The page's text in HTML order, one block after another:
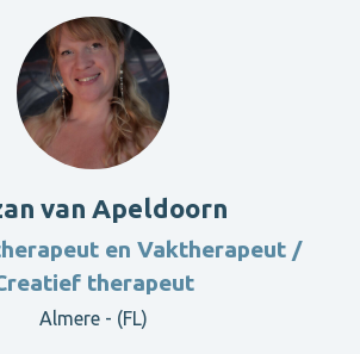
van Apeldoorn
en Vaktherapeut /
therapeut
Almere - (FL)